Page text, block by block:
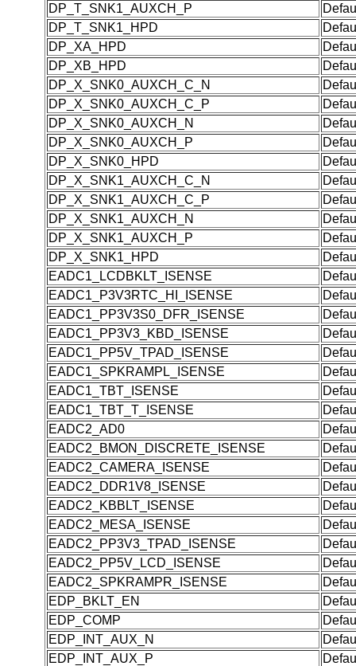
DP_T_SNK1_AUXCH_P
DP_T_SNK1_HPD
DP_XA_HPD
DP_XB_HPD
DP_X_SNK0_AUXCH_C_N
DP_X_SNK0_AUXCH_C_P
DP_X_SNK0_AUXCH_N
DP_X_SNK0_AUXCH_P
DP_X_SNK0_HPD
DP_X_SNK1_AUXCH_C_N
DP_X_SNK1_AUXCH_C_P
DP_X_SNK1_AUXCH_N
DP_X_SNK1_AUXCH_P
DP_X_SNK1_HPD
EADC1_LCDBKLT_ISENSE
EADC1_P3V3RTC_HI_ISENSE
EADC1_PP3V3S0_DFR_ISENSE
EADC1_PP3V3_KBD_ISENSE
EADC1_PP5V_TPAD_ISENSE
EADC1_SPKRAMPL_ISENSE
EADC1_TBT_ISENSE
EADC1_TBT_T_ISENSE
EADC2_AD0
EADC2_BMON_DISCRETE_ISENSE
EADC2_CAMERA_ISENSE
EADC2_DDR1V8_ISENSE
EADC2_KBBLT_ISENSE
EADC2_MESA_ISENSE
EADC2_PP3V3_TPAD_ISENSE
EADC2_PP5V_LCD_ISENSE
EADC2_SPKRAMPR_ISENSE
EDP_BKLT_EN
EDP_COMP
EDP_INT_AUX_N
EDP_INT_AUX_P